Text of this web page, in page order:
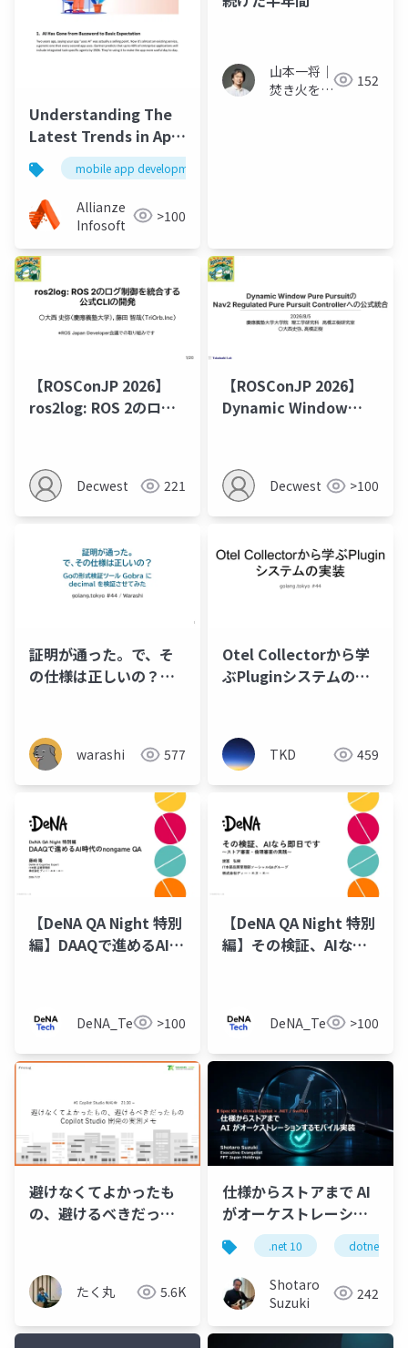
Understanding The
Latest Trends in App
Development
mobile app development
Allianze
Infosoft
>100
山本一将｜
焚き火を愛
152
【ROSConJP 2026】
ros2log: ROS 2のログ
Decwest 221
【ROSConJP 2026】
Dynamic Window
Pursuit Controllerへ
の公式統合Decwest >100
証明が通った。で、そ
の仕様は正しいの？
warashi 577
Otel Collectorから学
ぶPluginシステムの実
TKD 459
【DeNA QA Night 特別
編】DAAQで進めるAI時
DeNA_Tech >100
【DeNA QA Night 特別
編】その検証、AIなら
DeNA_Tech >100
避けなくてよかったも
の、避けるべきだった
たく丸 5.6K
仕様からストアまで AI
がオーケストレーショ
ンするモバイル実装
.net 10 dotnet
Shotaro
Suzuki
242